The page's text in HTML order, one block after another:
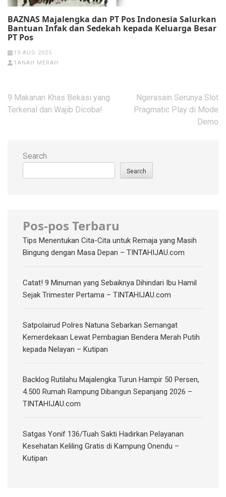
‎BAZNAS Majalengka dan PT Pos Indonesia Salurkan
Bantuan Infak dan Sedekah kepada Keluarga Besar
PT Pos‎‎
19 AUG 2025
TANAH MERAH
Post
navigation
9 Makanan Khas Bekasi yang
Terkenal dan Wajib Dicoba!
Ngerasain Serunya Slot
Pragmatic Play di Mode
Demo
Search
Search
Pos-pos Terbaru
Tips Menentukan Cita-Cita untuk Remaja yang Masih
Bingung dengan Masa Depan – TINTAHIJAU.com
Catat! 9 Minuman yang Sebaiknya Dihindari Ibu Hamil
Sejak Trimester Pertama – TINTAHIJAU.com
Satpolairud Polres Natuna Sebarkan Semangat
Kemerdekaan Lewat Pembagian Bendera Merah Putih
kepada Nelayan – Kutipan
‎Backlog Rutilahu Majalengka Turun Hampir 50 Persen,
4.500 Rumah Rampung Dibangun Sepanjang 2026 –
TINTAHIJAU.com
Satgas Yonif 136/Tuah Sakti Hadirkan Pelayanan
Kesehatan Keliling Gratis di Kampung Onendu –
Kutipan